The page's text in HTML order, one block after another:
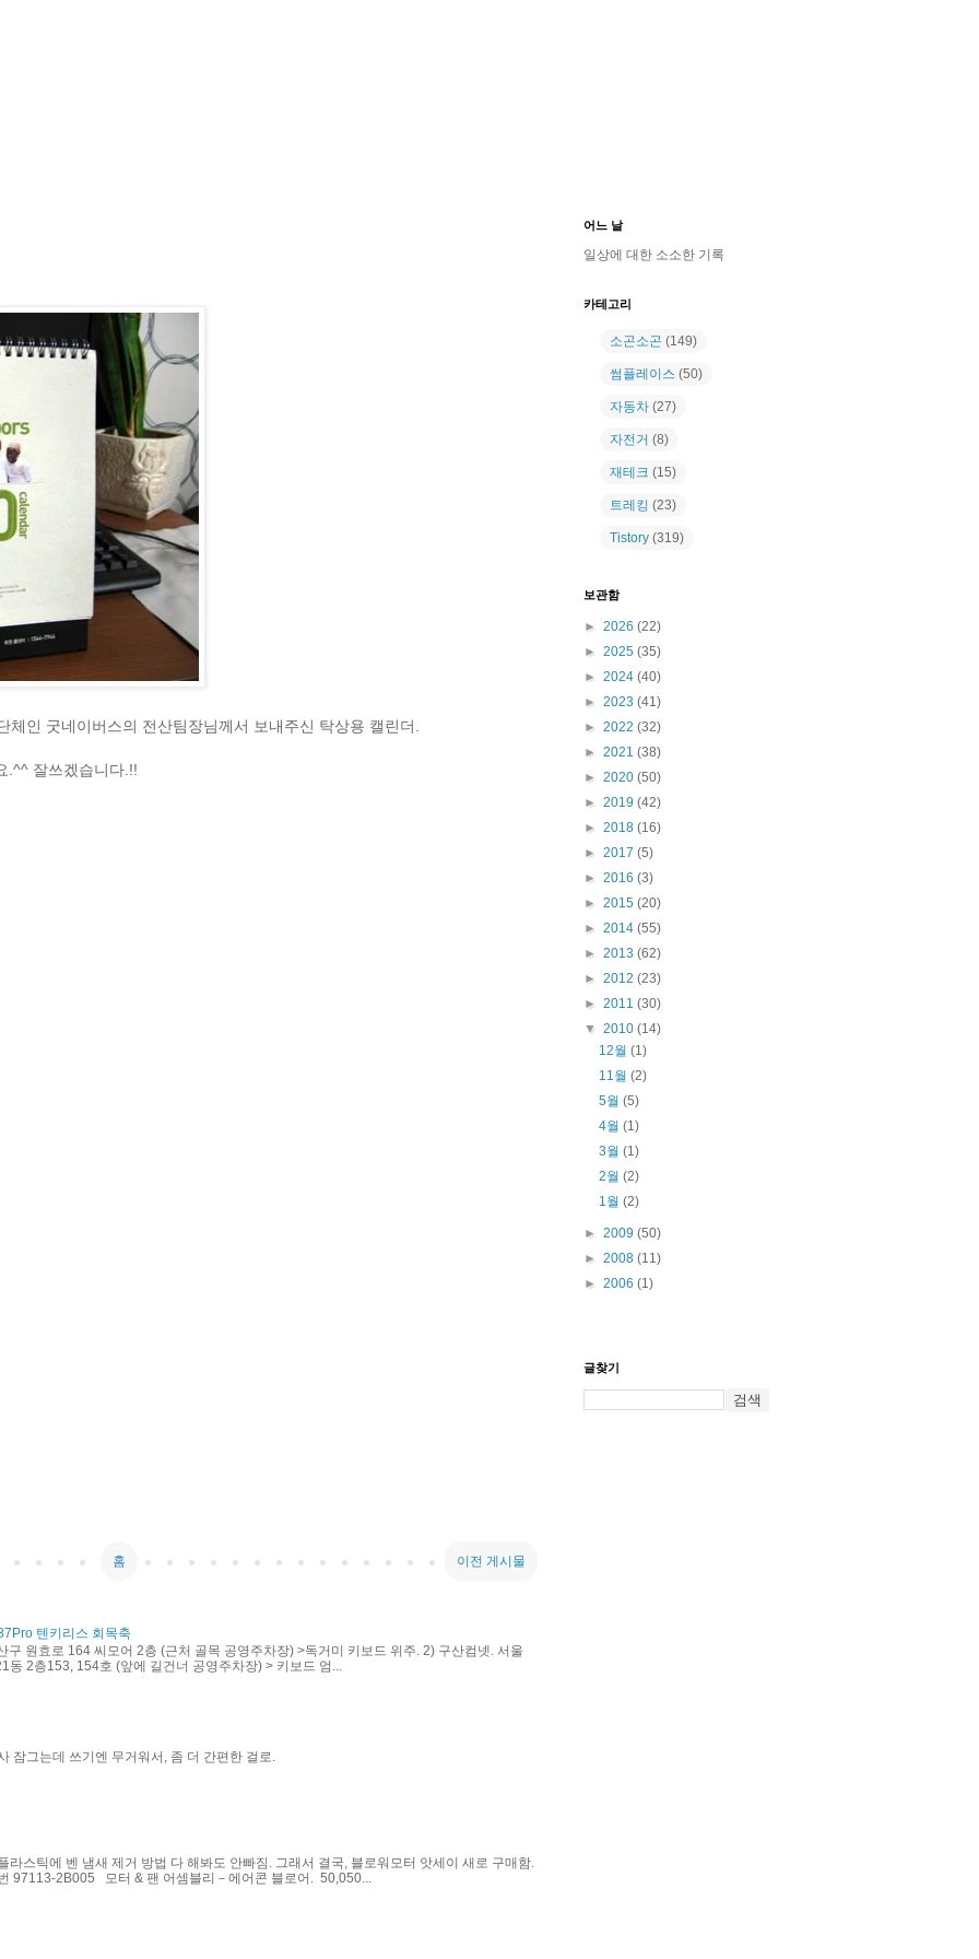
인 굿네이버스의 전산팀장님께서 보내주신 탁상용 캘린더.
.^^ 잘쓰겠습니다.!!
이전 게시물
홈
텐키리스 회목축
구 원효로 164 씨모어 2층 (근처 골목 공영주차장) >독거미 키보드 위주. 2) 구산컴넷. 서울
동 2층153, 154호 (앞에 길건너 공영주차장) > 키보드 엄...
잠그는데 쓰기엔 무거워서, 좀 더 간편한 걸로.
라스틱에 벤 냄새 제거 방법 다 해봐도 안빠짐. 그래서 결국, 블로워모터 앗세이 새로 구매함.
97113-2B005 모터 & 팬 어셈블리－에어콘 블로어. 50,050...
어느 날
일상에 대한 소소한 기록
카테고리
소곤소곤 (149)
썸플레이스 (50)
자동차 (27)
자전거 (8)
재테크 (15)
트레킹 (23)
Tistory (319)
보관함
► 2026 (22)
► 2025 (35)
► 2024 (40)
► 2023 (41)
► 2022 (32)
► 2021 (38)
► 2020 (50)
► 2019 (42)
► 2018 (16)
► 2017 (5)
► 2016 (3)
► 2015 (20)
► 2014 (55)
► 2013 (62)
► 2012 (23)
► 2011 (30)
▼ 2010 (14)
12월(1)
11월(2)
5월(5)
4월(1)
3월(1)
2월(2)
1월(2)
► 2009 (50)
► 2008 (11)
► 2006 (1)
글찾기